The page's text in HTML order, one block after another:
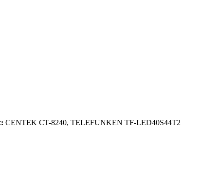
CENTEK CT-8240, TELEFUNKEN TF-LED40S44T2